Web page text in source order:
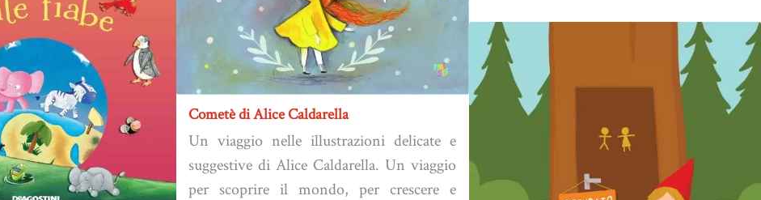
Cometè di Alice Caldarella
Un viaggio nelle illustrazioni delicate e
suggestive di Alice Caldarella. Un viaggio
per scoprire il mondo, per crescere e